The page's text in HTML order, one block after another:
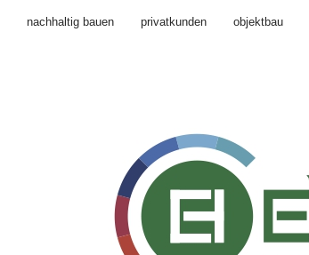
nachhaltig bauen privatkunden objektbau